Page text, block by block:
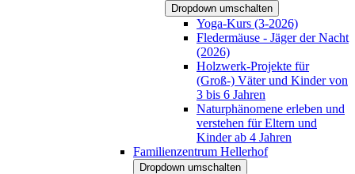
Dropdown umschalten
Yoga-Kurs (3-2026)
Fledermäuse - Jäger der Nacht
(2026)
Holzwerk-Projekte für
(Groß-) Väter und Kinder von
3 bis 6 Jahren
Naturphänomene erleben und
verstehen für Eltern und
Kinder ab 4 Jahren
Familienzentrum Hellerhof
Dropdown umschalten